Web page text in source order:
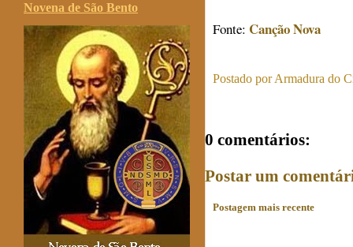
Novena de São Bento
Fonte: Canção Nova
Postado porArmadura do
0 comentários:
Postar um
Postagem mais recente